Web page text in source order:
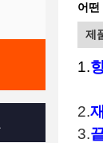
어떤
제
1.
2.
3.